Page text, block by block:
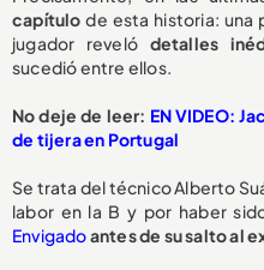
capítulo de esta historia: una
jugador reveló detalles
sucedió entre ellos.
No deje de leer: EN VIDEO:
de tijera en Portugal
Se trata del técnico Alberto
labor en la B y por haber
Envigadoantes de su salto al